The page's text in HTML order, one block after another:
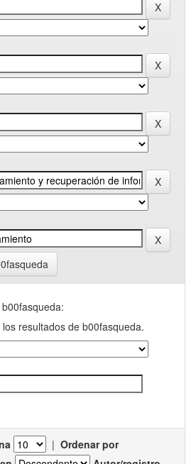
resultados de b00fasqueda.
| Ordenar por